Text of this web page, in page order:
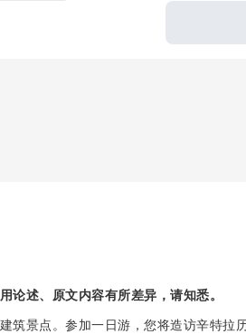
论述、原文内容有所差异，请知悉。
筑景点。参加一日游，您将造访辛特拉